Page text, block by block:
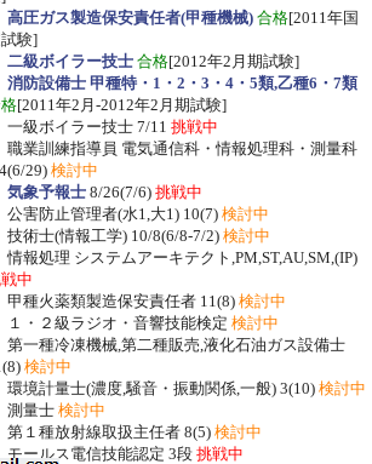
高圧ガス製造保安責任者(甲種機械) 合格[2011年国
験]
二級ボイラー技士 合格[2012年2月期試験]
消防設備士 甲種特・1・2・3・4・5類,乙種6・7類
[2011年2月-2012年2月期試験]
一級ボイラー技士 7/11 挑戦中
職業訓練指導員 電気通信科・情報処理科・測量科
29) 検討中
気象予報士 8/26(7/6) 挑戦中
公害防止管理者(水1,大1) 10(7) 検討中
技術士(情報工学) 10/8(6/8-7/2) 検討中
情報処理 システムアーキテクト,PM,ST,AU,SM,(IP)
中
甲種火薬類製造保安責任者 11(8) 検討中
１・２級ラジオ・音響技能検定 検討中
第一種冷凍機械,第二種販売,液化石油ガス設備士
検討中
環境計量士(濃度,騒音・振動関係,一般) 3(10) 検討中
測量士 検討中
第１種放射線取扱主任者 8(5) 検討中
モールス電信技能認定 3段 挑戦中